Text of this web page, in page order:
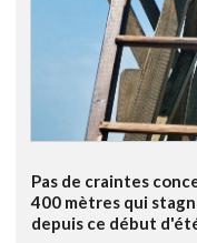
Pas de craintes
400 mètres qui
depuis ce début